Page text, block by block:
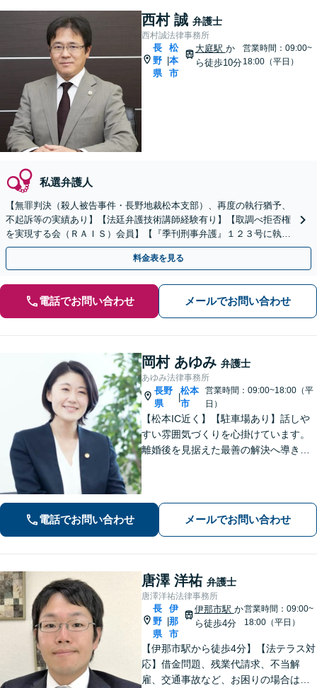
西村 誠 弁護士
西村誠法律事務所
長
野
県
|
松
本
市
大庭駅 か
ら徒歩10分
営業時間：09:00~
18:00（平日）
私選弁護人
【無罪判決（殺人被告事件・長野地裁松本支部）、再度の執行猶予、
不起訴等の実績あり】【法廷弁護技術講師経験有り】【取調べ拒否権
を実現する会（ＲＡＩＳ）会員】【『季刊刑事弁護』１２３号に執筆
あり】【裁判員裁判対応可】【休日夜間の相談接見可】
料金表を見る
電話でお問い合わせ メールでお問い合わせ
岡村 あゆみ 弁護士
あゆみ法律事務所
長野
県
|
松本
市
営業時間：09:00~18:00（平
日）
【松本IC近く】【駐車場あり】話しや
すい雰囲気づくりを心掛けています。
離婚後を見据えた最善の解決へ導きま
妻のお子さんとの交渉可」
電話でお問い合わせ メールでお問い合わせ
唐澤 洋祐 弁護士
唐澤洋祐法律事務所
長
野
県
伊
那
市
伊那市駅 か
ら徒歩4分
営業時間：09:00~
18:00（平日）
【伊那市駅から徒歩4分】【法テラス対
応】借金問題、残業代請求、不当解
雇、交通事故など、お困りの場合はす